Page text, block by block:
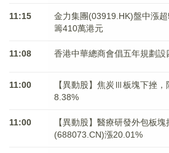
11:15
金力集團(03919.HK)盤中漲
籌410萬港元
11:08 香港中華總商會倡五年規劃設
11:00
【異動股】焦炭Ⅲ板塊下挫
8.38%
11:00
【異動股】醫療研發外包板
(688073.CN)漲20.01%